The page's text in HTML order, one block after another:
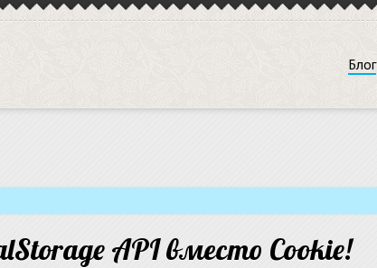
Блог
API вместо Cookie!